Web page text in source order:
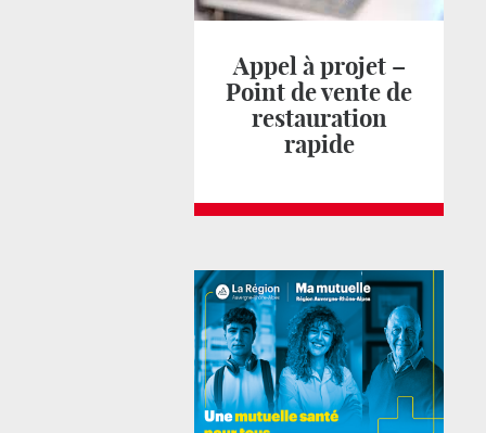
Appel à projet –
Point de vente de
restauration
rapide